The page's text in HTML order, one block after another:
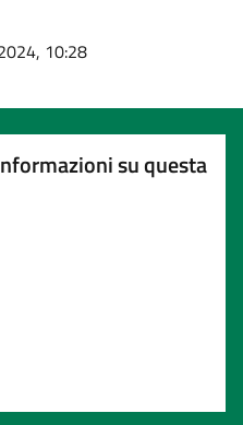
10:28
su questa